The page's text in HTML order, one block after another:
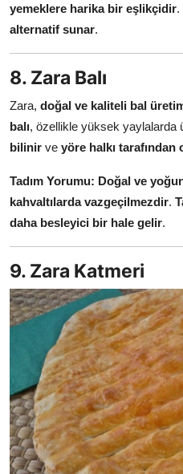
yemeklere harika bir eşlikçidir.
alternatif sunar.
8. Zara Balı
Zara, doğal ve kaliteli bal
balı, özellikle yüksek yaylalarda
bilinir ve yöre halkı
Tadım Yorumu: Doğal ve
kahvaltılarda vazgeçilmezdir.
daha besleyici bir hale gelir.
9. Zara Katmeri